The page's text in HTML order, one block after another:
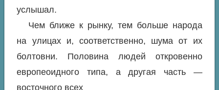
услышал.
Чем ближе к рынку, тем больше народа
на улицах и, соответственно, шума от их
болтовни. Половина людей откровенно
европеоидного типа, а другая часть —
восточного всех